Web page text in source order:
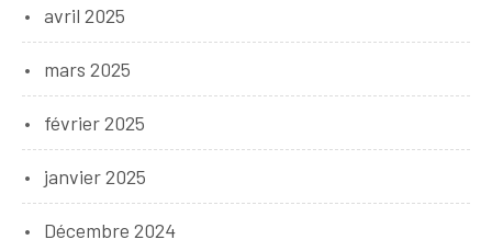
avril 2025
mars 2025
février 2025
janvier 2025
Décembre 2024